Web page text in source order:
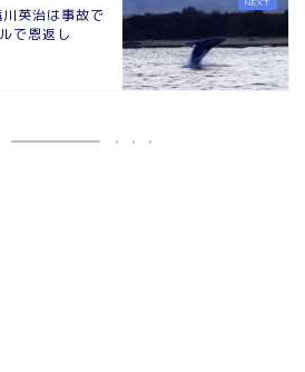
英治は事故で
で恩返し